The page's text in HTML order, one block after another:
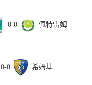
0-0
佩特雷姆
0-0
希姆基